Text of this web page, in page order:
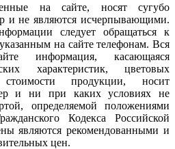
на сайте, носят сугубо
и не являются исчерпывающими.
следует обращаться к
на сайте телефонам. Вся
информация, касающаяся
характеристик, цветовых
продукции, носит
и ни при каких условиях не
определяемой положениями
Кодекса Российской
являются рекомендованными и
цен.